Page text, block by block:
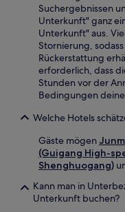
Suchergebnissen
Unterkunft" ganz
Unterkunft" aus.
Stornierung,
Rückerstattung
erforderlich, dass
Stunden vor der
Bedingungen
Welche Hotels
Gäste mögen
(Guigang High-
Shenghuogang)
Kann man in
Unterkunft buchen?